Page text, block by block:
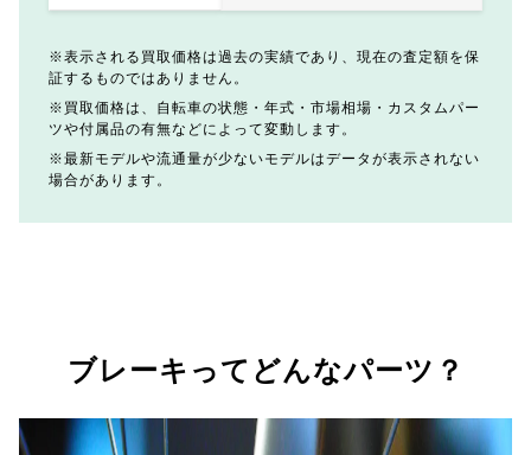
表示される買取価格は過去の実績であり、現在の査定額を保
証するものではありません。
買取価格は、自転車の状態・年式・市場相場・カスタムパー
ツや付属品の有無などによって変動します。
最新モデルや流通量が少ないモデルはデータが表示されない
場合があります。
ブレーキってどんなパーツ？